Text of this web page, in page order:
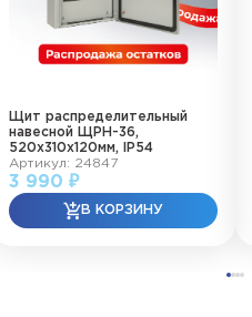
Щит распределительный
навесной ЩРН-36,
520х310х120мм, IP54
Артикул: 24847
3 990 ₽